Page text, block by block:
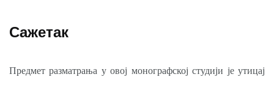
Сажетак
Предмет разматрања у овој монографској студији је утицај